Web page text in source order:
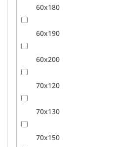
60x180
60x190
60x200
70x120
70x130
70x150